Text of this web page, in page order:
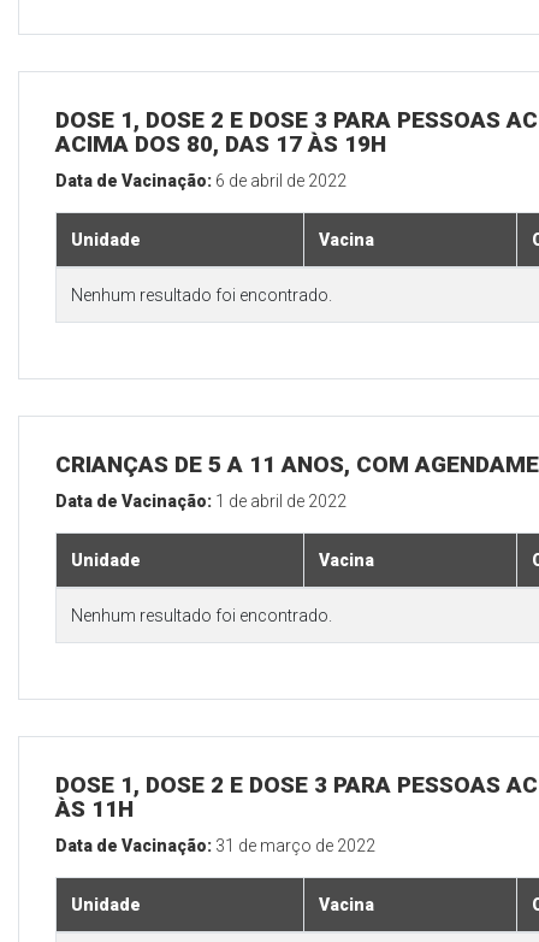
DOSE 1, DOSE 2 E DOSE 3 PARA PESSOAS
ACIMA DOS 80, DAS 17 ÀS 19H
Data de Vacinação: 6 de abril de 2022
Unidade Vacina
Nenhum resultado foi encontrado.
CRIANÇAS DE 5 A 11 ANOS, COM
Data de Vacinação: 1 de abril de 2022
Unidade Vacina
Nenhum resultado foi encontrado.
DOSE 1, DOSE 2 E DOSE 3 PARA PESSOAS
ÀS 11H
Data de Vacinação: 31 de março de 2022
Unidade Vacina